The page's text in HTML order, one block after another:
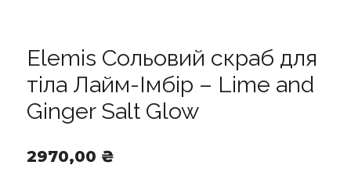
Elemis Сольовий скраб для
тіла Лайм-Імбір – Lime and
Ginger Salt Glow
2970,00 ₴